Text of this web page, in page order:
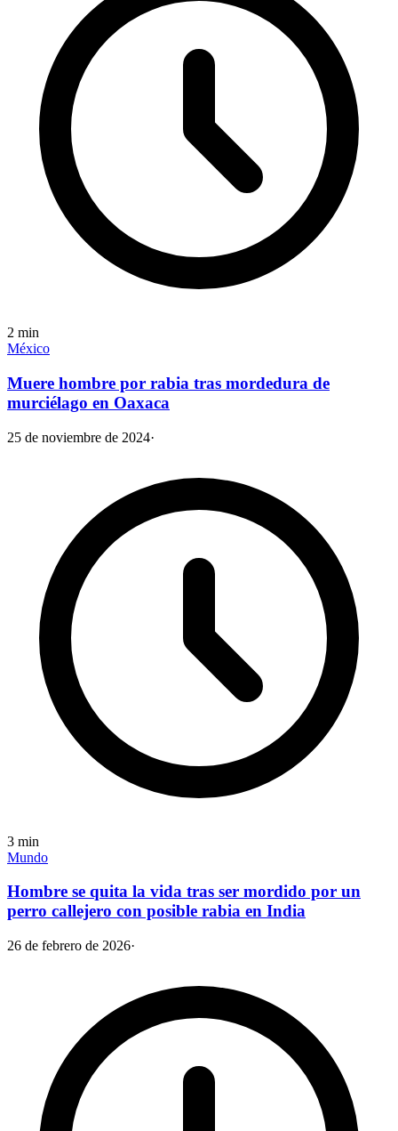
2 min
México
Muere hombre por rabia tras mordedura de
murciélago en Oaxaca
25 de noviembre de 2024·
3 min
Mundo
Hombre se quita la vida tras ser mordido por un
perro callejero con posible rabia en India
26 de febrero de 2026·